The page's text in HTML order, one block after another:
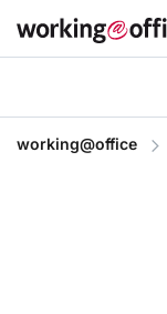
working@office